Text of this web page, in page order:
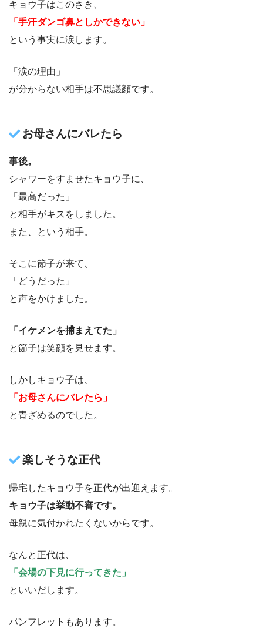
キョウ子はこのさき、
「手汗ダンゴ鼻としかできない」
という事実に涙します。
「涙の理由」
が分からない相手は不思議顔です。
お母さんにバレたら
事後。
シャワーをすませたキョウ子に、
「最高だった」
と相手がキスをしました。
また、という相手。
そこに節子が来て、
「どうだった」
と声をかけました。
「イケメンを捕まえてた」
と節子は笑顔を見せます。
しかしキョウ子は、
「お母さんにバレたら」
と青ざめるのでした。
楽しそうな正代
帰宅したキョウ子を正代が出迎えます。
キョウ子は挙動不審です。
母親に気付かれたくないからです。
なんと正代は、
「会場の下見に行ってきた」
といいだします。
パンフレットもあります。